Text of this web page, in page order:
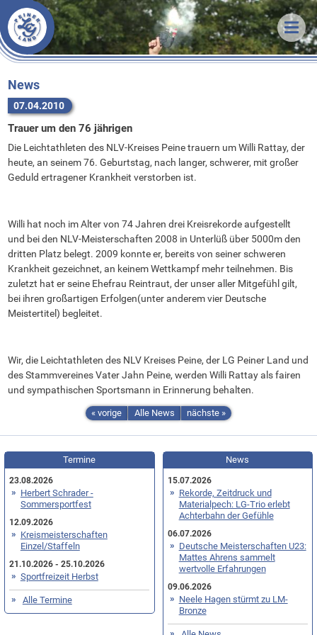
Veranstaltungen
Termine & Ergebnisse
Organisatorisches
News
Training
Sportstätten
Athleten
Vorstand
Stammvereine
Unsere Arbeit
Vorstand
Mitgliedschaft
Statistik
Erfolge
Bestenlisten
Downloads
Links
FAQ
Kontakt
Anfahrt
News
07.04.2010
Trauer um den 76 jährigen
Die Leichtathleten des NLV-Kreises Peine trauern um Willi Rattay, der
heute, an seinem 76. Geburtstag, nach langer, schwerer, mit großer
Geduld ertragener Krankheit verstorben ist.
Willi hat noch im Alter von 74 Jahren drei Kreisrekorde aufgestellt
und bei den NLV-Meisterschaften 2008 in Unterlüß über 5000m den
dritten Platz belegt. 2009 konnte er, bereits von seiner schweren
Krankheit gezeichnet, an keinem Wettkampf mehr teilnehmen. Bis
zuletzt hat er seine Ehefrau Reintraut, der unser aller Mitgefühl gilt,
bei ihren großartigen Erfolgen(unter anderem vier Deutsche
Meistertitel) begleitet.
Wir, die Leichtathleten des NLV Kreises Peine, der LG Peiner Land und
des Stammvereines Vater Jahn Peine, werden Willi Rattay als fairen
und sympathischen Sportsmann in Erinnerung behalten.
« vorige Alle News nächste »
Termine
23.08.2026
Herbert Schrader -
Sommersportfest
12.09.2026
Kreismeisterschaften
Einzel/Staffeln
21.10.2026 - 25.10.2026
Sportfreizeit Herbst
Alle Termine
News
15.07.2026
Rekorde, Zeitdruck und
Materialpech: LG-Trio erlebt
Achterbahn der Gefühle
06.07.2026
Deutsche Meisterschaften U23:
Mattes Ahrens sammelt
wertvolle Erfahrungen
09.06.2026
Neele Hagen stürmt zu LM-
Bronze